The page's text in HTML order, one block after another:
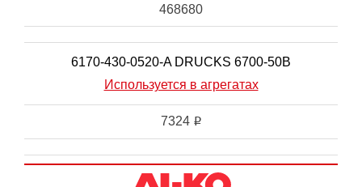
468680
6170-430-0520-A DRUCKS 6700-50B
Используется в агрегатах
7324 i